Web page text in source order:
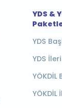
YDS &
YDS
YDS
YÖKDİL
YÖKDİL